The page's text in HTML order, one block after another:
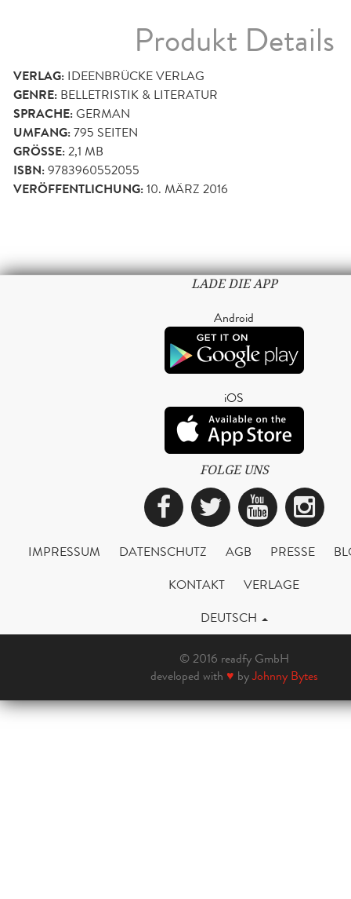
Produkt Details
VERLAG: IDEENBRÜCKE VERLAG
GENRE: BELLETRISTIK & LITERATUR
SPRACHE:GERMAN
UMFANG:795 SEITEN
GRÖSSE: 2,1 MB
ISBN:9783960552055
VERÖFFENTLICHUNG:10. MÄRZ 2016
LADE DIE APP
Android
iOS
FOLGE UNS
Facebook
Twitter
IMPRESSUM DATENSCHUTZ AGB PRESSE
KONTAKT
VERLAGE
DEUTSCH
© 2016 readfy GmbH
developed with ♥ byJohnny Bytes